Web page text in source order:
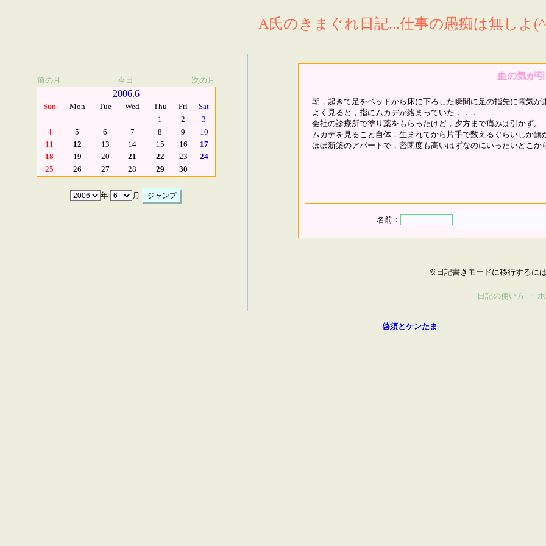
A氏のきまぐれ日記...仕事の愚痴は無しよ
前の月 今日 次の月
2006.6
Sun Mon Tue Wed Thu Fri
Sat
1
2
3
4
5 6 7 8 9
10
11
12 13 14 15 16
17
18
19 20 21 22 23
24
25
26 27 28 29 30
年 月
血の気が
朝，起きて足をベッドから床に下ろした瞬間に足の指先に電気が
よく見ると，指にムカデが絡まっていた．．．
会社の診療所で塗り薬をもらったけど，夕方まで痛みは引かず。
ムカデを見ること自体，生まれてから片手で数えるぐらいしか無
ほぼ新築のアパートで，密閉度も高いはずなのにいったいどこか
名前：
※日記書きモードに移行するに
日記の使い方 ・
啓須とケンたま